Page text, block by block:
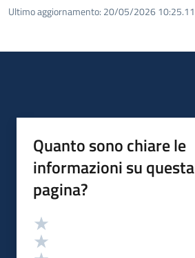
Ultimo aggiornamento: 20/05/2026 10:25.11
Quanto sono chiare le
informazioni su questa
pagina?
Valutazione